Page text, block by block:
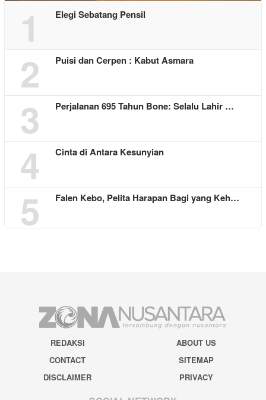
1 Elegi Sebatang Pensil
2 Puisi dan Cerpen : Kabut Asmara
3 Perjalanan 695 Tahun Bone: Selalu Lahir …
4 Cinta di Antara Kesunyian
5 Falen Kebo, Pelita Harapan Bagi yang Keh…
REDAKSI
ABOUT US
CONTACT
SITEMAP
DISCLAIMER
PRIVACY